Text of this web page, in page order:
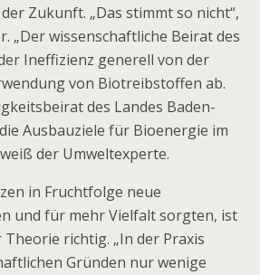
Zukunft. „Das stimmt so nicht“,
„Der wissenschaftliche Beirat des
Ineffizienz generell von der
von Biotreibstoffen ab.
des Landes Baden-
Ausbauziele für Bioenergie im
der Umweltexperte.
in Fruchtfolge neue
und für mehr Vielfalt sorgten, ist
richtig. „In der Praxis
Gründen nur wenige